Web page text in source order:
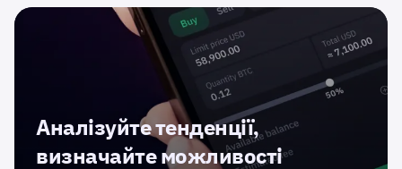
Аналізуйте тенденції,
визначайте можливості